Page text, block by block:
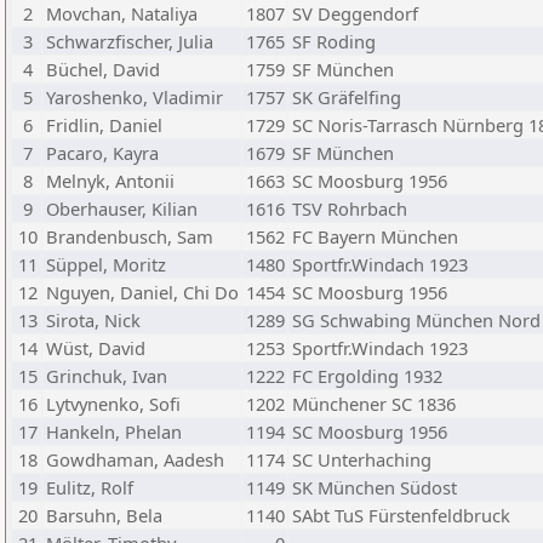
2 Movchan, Nataliya 1807 SV Deggendorf
3
Schwarzfischer, Julia 1765 SF Roding
4
Büchel, David 1759 SF München
5 Yaroshenko, Vladimir 1757 SK Gräfelfing
6
Fridlin, Daniel 1729 SC Noris-Tarrasch Nürnberg
7
Pacaro, Kayra 1679 SF München
8
Melnyk, Antonii 1663 SC Moosburg 1956
9
Oberhauser, Kilian 1616 TSV Rohrbach
10 Brandenbusch, Sam 1562 FC Bayern München
11 Süppel, Moritz 1480 Sportfr.Windach 1923
12 Nguyen, Daniel, Chi Do 1454 SC Moosburg 1956
13 Sirota, Nick 1289 SG Schwabing München Nord
14 Wüst, David 1253 Sportfr.Windach 1923
15 Grinchuk, Ivan 1222 FC Ergolding 1932
16 Lytvynenko, Sofi 1202 Münchener SC 1836
17 Hankeln, Phelan 1194 SC Moosburg 1956
18 Gowdhaman, Aadesh 1174 SC Unterhaching
19 Eulitz, Rolf 1149 SK München Südost
20 Barsuhn, Bela 1140 SAbt TuS Fürstenfeldbruck